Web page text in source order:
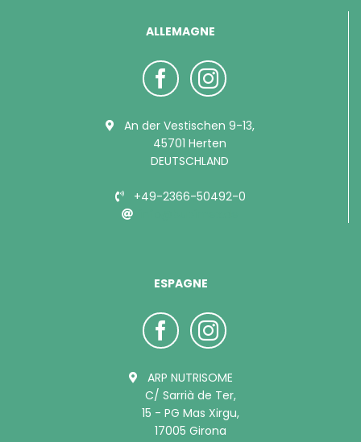
ALLEMAGNE
An der Vestischen 9-13,
45701 Herten
DEUTSCHLAND
+49-2366-50492-0
ESPAGNE
ARP NUTRISOME
C/ Sarrià de Ter,
15 - PG Mas Xirgu,
17005 Girona